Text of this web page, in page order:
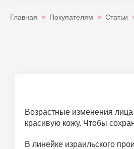
Главная Покупателям Статьи
Возрастные изменения
красивую кожу. Чтобы
В линейке израильского